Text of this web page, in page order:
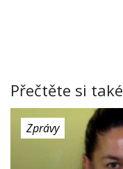
Přečtěte si také
Zprávy